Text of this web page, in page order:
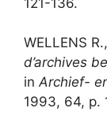
WELLENS R.,
d’archives
inArchief-
1993, 64, p.